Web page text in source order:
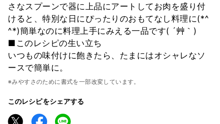
さなスプーンで器に上品にアートしてお肉を盛り付
けると、特別な日にぴったりのおもてなし料理に(*^
^*)簡単なのに料理上手にみえる一品です( ´艸｀)
■このレシピの生い立ち
いつもの味付けに飽きたら、たまにはオシャレなソ
ースで簡単に。
※みやすさのために書式を一部改変しています。
このレシピをシェアする